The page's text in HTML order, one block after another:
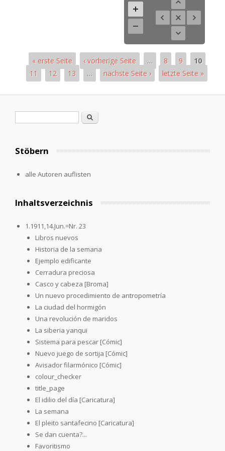
« erste Seite ‹ vorherige Seite … 8 9
10
11
12 13 … nächste Seite › letzte Seite »
Search
Stöbern
alle Autoren auflisten
Inhaltsverzeichnis
1.1911,14.Jun.=Nr. 23
Libros nuevos
Historia de la semana
Ejemplo edificante
Cerradura preciosa
Casco y cabeza [Broma]
Un nuevo procedimiento de antropometría
La ciudad del hormigón
Una revolución de maridos
La siberia yanqui
Sistema para pescar [Cómic]
Nuevo juego de sortija [Cómic]
Avisador filarmónico [Cómic]
colour_checker
title_page
El idilio del día [Caricatura]
La semana
El pleito santafecino [Caricatura]
Se dan cuenta?...
Favoritismo